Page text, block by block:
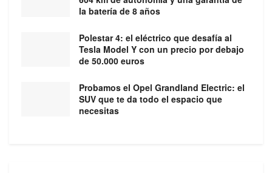
la batería de 8 años
Polestar 4: el eléctrico que desafía al
Tesla Model Y con un precio por debajo
de 50.000 euros
Probamos el Opel Grandland Electric: el
SUV que te da todo el espacio que
necesitas